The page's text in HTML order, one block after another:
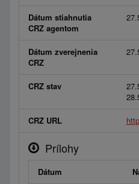
Dátum stiahnutia
CRZ agentom
Dátum zverejnenia
CRZ
CRZ stav
CRZ URL
Prílohy
Dátum